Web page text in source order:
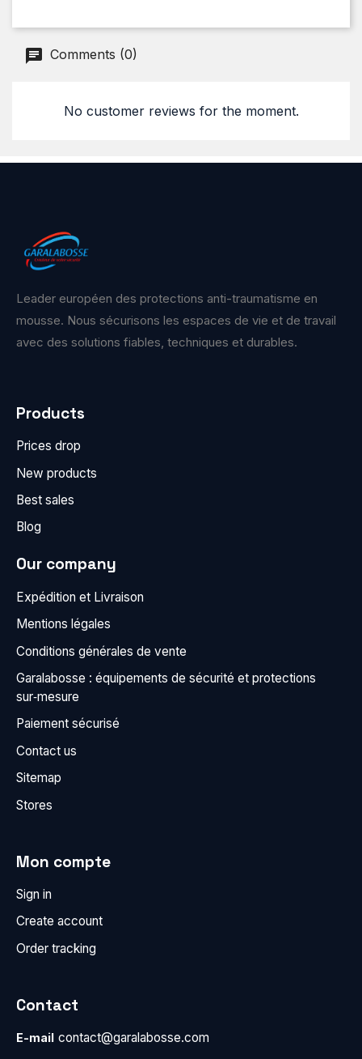
Comments (0)
No customer reviews for the moment.
Leader européen des protections anti-traumatisme en
mousse. Nous sécurisons les espaces de vie et de travail
avec des solutions fiables, techniques et durables.
Products
Prices drop
New products
Best sales
Blog
Our company
Expédition et Livraison
Mentions légales
Conditions générales de vente
Garalabosse : équipements de sécurité et protections
sur‑mesure
Paiement sécurisé
Contact us
Sitemap
Stores
Mon compte
Sign in
Create account
Order tracking
Contact
E-mail contact@garalabosse.com